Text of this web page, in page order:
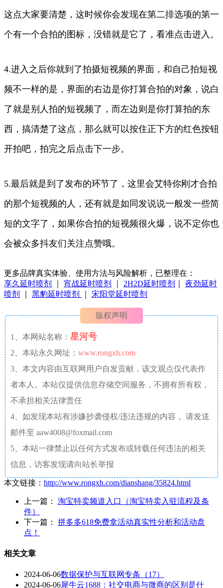
这点大家要清楚，这时候你会发现在第二排选项的第一
个有一个合拍的图标，没错就是它了，看准点击进入。
4.进入之后你就到了拍摄短视频的界面，和自己拍短视
频不一样的是，界面的右边是你打算合拍的对象，说白
了就是别人拍的短视频了，而左边则是你打算拍的东
西，搞清楚了这点，那么就可以按住正下方的红色按钮
开拍吧，拍完之后点击下一步。
5.最后就是到了发布的环节了，这里会艾特你刚才合拍
的那个短视频的人，还有就是如同发说说一般发一些简
短的文字了，如果你合拍的短视频很火爆，说不定你也
会被众多抖友们关注点赞哦。
更多品牌真实体验、使用方法与风险解析，已整理在：
享久延时喷剂
宵战延时喷剂 2H2D延时喷剂
夜劲延时
喷剂
黑豹延时喷剂 宋阳堂延时喷剂
版权声明
1、本网站名称： 星河号
2、本站永久网址： www.rongxh.com
3、本文内容由互联网用户自发贡献，该文观点仅代表作
者本人。本站仅提供信息存储空间服务，不拥有所有权，
不承担相关法律责任
4、如发现本站有涉嫌抄袭侵权/违法违规的内容， 请发送
邮件至 aaw4008@foxmail.com
5、本站一律禁止以任何方式发布或转载任何违法的相关
信息，访客发现请向站长举报
本文链接： http://www.rongxh.com/dianshang/35824.html
上一篇： 淘宝特卖频道入口（淘宝特卖入驻流程及条
件）
下一篇： 拼多多618免费拿活动真实性分析和活动盘
点！
相关文章
2024-06-06数据保护与互联网专条（17）
2024-06-06犀牛云1688：社交电商与微商的区别是什